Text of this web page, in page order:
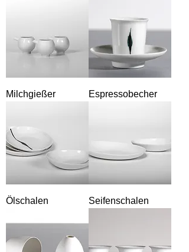
Milchgießer Espressobecher
Ölschalen Seifenschalen